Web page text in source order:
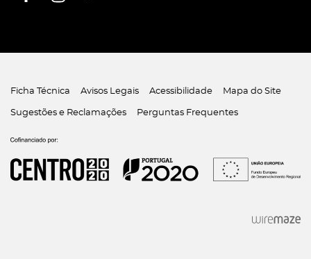
Ficha Técnica Avisos Legais Acessibilidade Mapa do Site
Sugestões e Reclamações Perguntas Frequentes